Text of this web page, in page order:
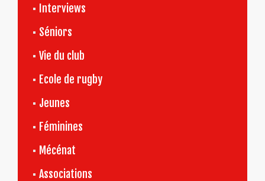
Interviews
Séniors
Vie du club
Ecole de rugby
Jeunes
Féminines
Mécénat
Associations